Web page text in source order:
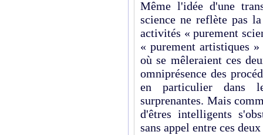
Même l'idée d'une
science ne reflète pas
activités « purement
« purement artistiques
où se mêleraient ces
omniprésence des
en particulier dans
surprenantes. Mais
d'êtres intelligents
sans appel entre ces